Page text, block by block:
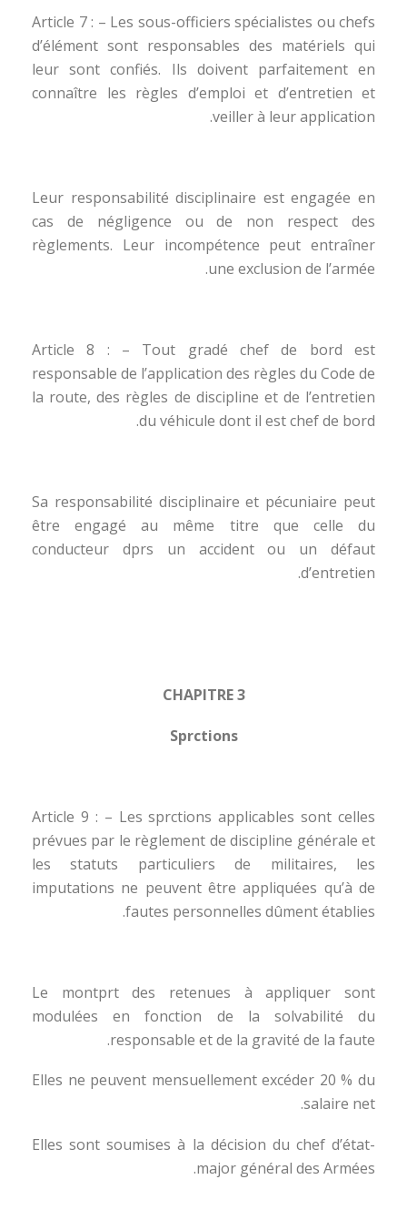
Article 7 : – Les sous-officiers spécialistes ou chefs
d’élément sont responsables des matériels qui
leur sont confiés. Ils doivent parfaitement en
connaître les règles d’emploi et d’entretien et
veiller à leur application.
Leur responsabilité disciplinaire est engagée en
cas de négligence ou de non respect des
règlements. Leur incompétence peut entraîner
une exclusion de l’armée.
Article 8 : – Tout gradé chef de bord est
responsable de l’application des règles du Code de
la route, des règles de discipline et de l’entretien
du véhicule dont il est chef de bord.
Sa responsabilité disciplinaire et pécuniaire peut
être engagé au même titre que celle du
conducteur dprs un accident ou un défaut
d’entretien.
CHAPITRE 3
Sprctions
Article 9 : – Les sprctions applicables sont celles
prévues par le règlement de discipline générale et
les statuts particuliers de militaires, les
imputations ne peuvent être appliquées qu’à de
fautes personnelles dûment établies.
Le montprt des retenues à appliquer sont
modulées en fonction de la solvabilité du
responsable et de la gravité de la faute.
Elles ne peuvent mensuellement excéder 20 % du
salaire net.
Elles sont soumises à la décision du chef d’état-
major général des Armées.